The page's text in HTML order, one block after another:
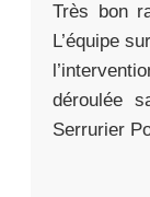
Très bon
L’équipe
déroulée
Serrurier